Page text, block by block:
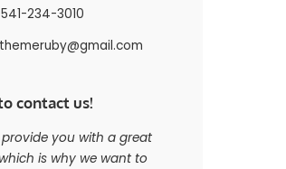
234-3010
themeruby@gmail.com
contact us!
you with a great
is why we want to